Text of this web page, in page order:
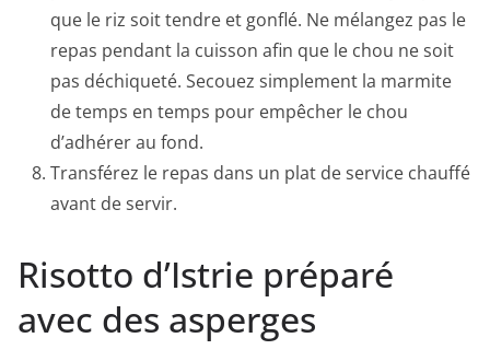
que le riz soit tendre et gonflé. Ne mélangez pas le
repas pendant la cuisson afin que le chou ne soit
pas déchiqueté. Secouez simplement la marmite
de temps en temps pour empêcher le chou
d’adhérer au fond.
Transférez le repas dans un plat de service chauffé
avant de servir.
Risotto d’Istrie préparé
avec des asperges